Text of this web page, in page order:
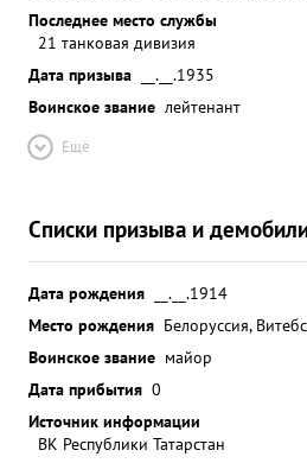
Последнее место службы
21 танковая дивизия
Дата призыва
__.__.1935
Воинское звание лейтенант
Ещё
Списки призыва и
Дата рождения
__.__.1914
Место рождения Белоруссия,
Воинское звание майор
Дата прибытия 0
Источник информации
ВК Республики Татарстан